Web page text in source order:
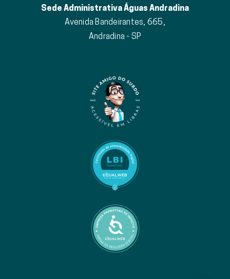
Sede Administrativa Águas Andradina
Avenida Bandeirantes, 665,
Andradina - SP